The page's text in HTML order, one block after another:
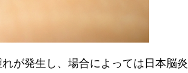
が発生し、場合によっては日本脳